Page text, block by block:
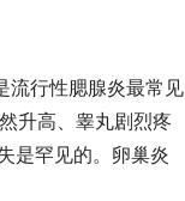
流行性腮腺炎最常见
升高、睾丸剧烈疼
是罕见的。卵巢炎